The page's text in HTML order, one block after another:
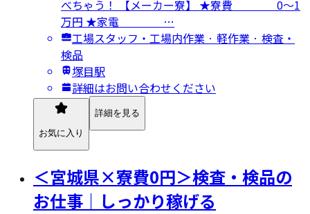
べちゃう！ 【メーカー寮】 ★寮費 0～1
万円 ★家電 …
工場スタッフ・工場内作業 · 軽作業 · 検査・
検品
塚目駅
詳細はお問い合わせください
お気に入り
詳細を見る
＜宮城県×寮費0円＞検査・検品の
お仕事｜しっかり稼げる